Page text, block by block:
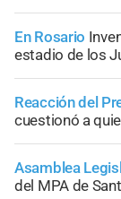
En Rosario
estadio de los
Reacción del
cuestionó a
Asamblea
del MPA de